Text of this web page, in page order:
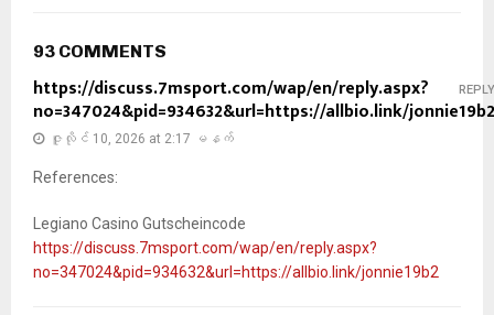
93 COMMENTS
https://discuss.7msport.com/wap/en/reply.aspx?
no=347024&pid=934632&url=https://allbio.link/jonnie19b2
ဇူလိုင် 10, 2026 at 2:17 မနက်
References:
Legiano Casino Gutscheincode
https://discuss.7msport.com/wap/en/reply.aspx?
no=347024&pid=934632&url=https://allbio.link/jonnie19b2
REPLY